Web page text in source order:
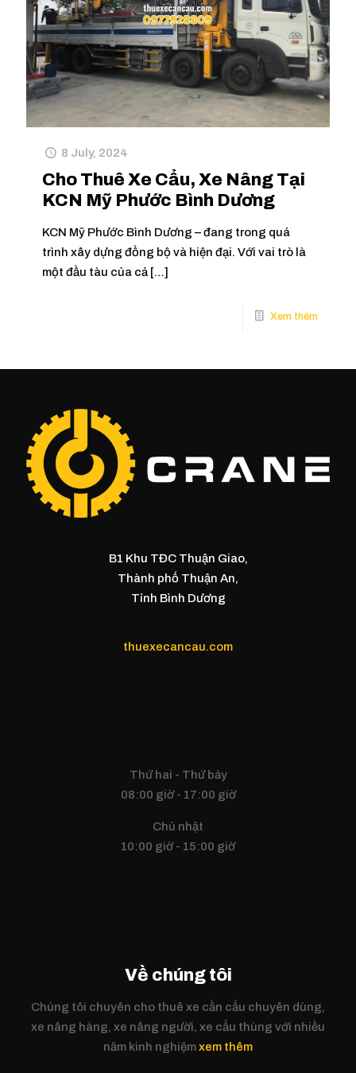
8 July, 2024
Cho Thuê Xe Cẩu, Xe Nâng Tại
KCN Mỹ Phước Bình Dương
KCN Mỹ Phước Bình Dương – đang trong quá
trình xây dựng đồng bộ và hiện đại. Với vai trò là
một đầu tàu của cả […]
B1 Khu TĐC Thuận Giao,
Thành phố Thuận An,
Tỉnh Bình Dương
thuexecancau.com
Thứ hai - Thứ bảy
08:00 giờ - 17:00 giờ
Chủ nhật
10:00 giờ - 15:00 giờ
Về chúng tôi
Chúng tôi chuyên cho thuê xe cần cẩu chuyên dùng,
xe nâng hàng, xe nâng người, xe cẩu thùng với nhiều
năm kinh nghiệmxem thêm